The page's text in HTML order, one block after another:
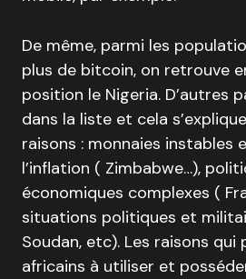
De même, parmi les
plus de bitcoin, on retrouve
position le Nigeria. D’autres
dans la liste et cela
raisons : monnaies instables
l’inflation ( Zimbabwe…),
économiques complexes (
situations politiques et
Soudan, etc). Les raisons qui
africains à utiliser et